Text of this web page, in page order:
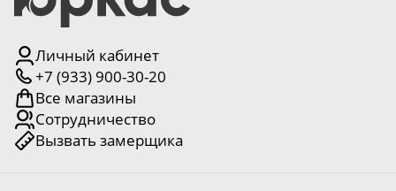
Личный кабинет
+7 (933) 900-30-20
Все магазины
Сотрудничество
Вызвать замерщика